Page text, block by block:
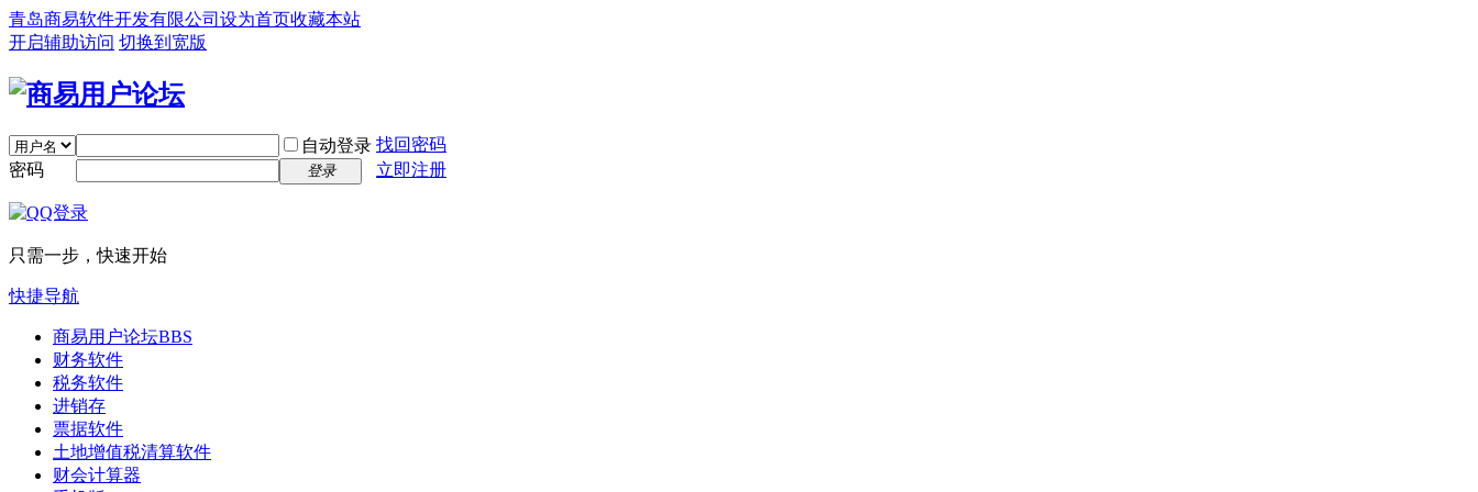
青岛商易软件开发有限公司 设为首页收藏本站
开启辅助访问 切换到宽版
自动登录 找回密码
密码
登录 立即注册
只需一步，快速开始
快捷导航
商易用户论坛BBS
财务软件
税务软件
进销存
票据软件
土地增值税清算软件
财会计算器